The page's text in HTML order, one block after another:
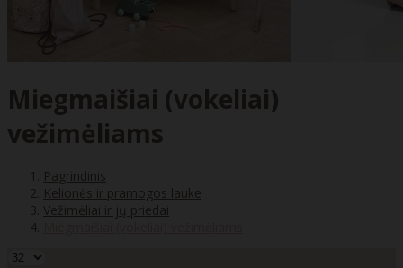
Miegmaišiai (vokeliai)
vežimėliams
Pagrindinis
Kelionės ir pramogos lauke
Vežimėliai ir jų priedai